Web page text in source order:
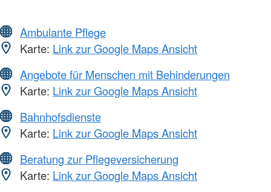
Ambulante Pflege
Karte: Link zur Google Maps Ansicht
Angebote für Menschen mit Behinderungen
Karte: Link zur Google Maps Ansicht
Bahnhofsdienste
Karte: Link zur Google Maps Ansicht
Beratung zur Pflegeversicherung
Karte: Link zur Google Maps Ansicht